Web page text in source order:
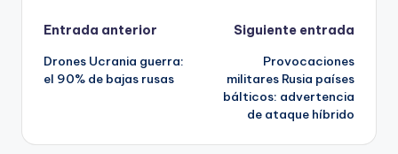
Navegación
de
Entrada anterior
Drones Ucrania guerra:
el 90% de bajas rusas
Siguiente entrada
Provocaciones
militares Rusia países
bálticos: advertencia
de ataque híbrido